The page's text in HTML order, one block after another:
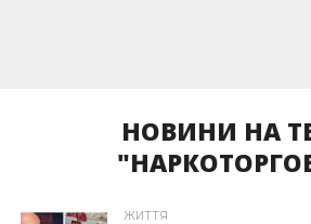
НОВИНИ НА
ЖИТТЯ